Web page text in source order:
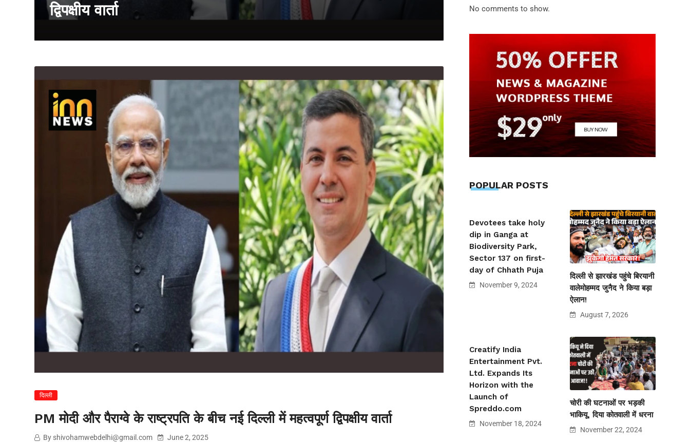
द्विपक्षीय वार्ता
द्विपक्षीय वार्ता
दिल्ली
PM मोदी और पैराग्वे के राष्ट्रपति के बीच नई दिल्ली में महत्वपूर्ण द्विपक्षीय वार्ता
By shivohamwebdelhi@gmail.com
June 2, 2025
No comments to show.
POPULAR POSTS
Devotees take holy
dip in Ganga at
Biodiversity Park,
Sector 137 on first-
day of Chhath Puja
November 9, 2024
दिल्ली से झारखंड पहुंचे बिरयानी
वालेमोहम्मद जुनैद ने किया बड़ा
ऐलान!
August 7, 2026
Creatify India
Entertainment Pvt.
Ltd. Expands Its
Horizon with the
Launch of
Spreddo.com
November 18, 2024
चोरी की घटनाओं पर भड़की
भाकियू, दिया कोतवाली में धरना
November 22, 2024